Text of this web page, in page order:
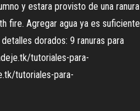
y estara provisto de una ranura
fire. Agregar agua ya es suficiente
dorados: 9 ranuras para
tutoriales-para-
tutoriales-para-